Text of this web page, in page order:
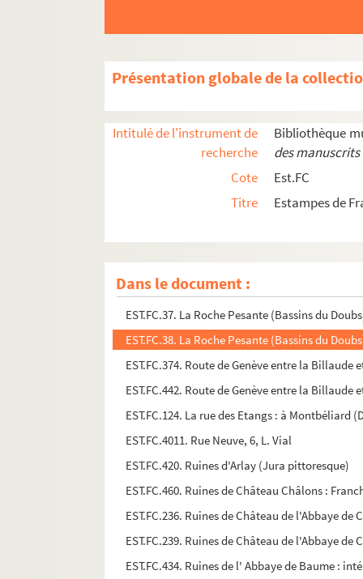
Présentation globale de la
Intitulé de l'instrument de
recherche
Bibliothèque
des
Cote
Est.FC
Titre
Estampes de
Dans le document :
EST.FC.M.4. Revue comique de la semaine par
EST.FC.M.5. Revue comique de la semaine par
EST.FC.M.6. Revue comique de la semaine par
EST.FC.M.7. Revue comique de la semaine par
EST.FC.M.8. Revue comique de la semaine par
EST.FC.M.64. Revue drolatique du dimanche
EST.FC.4042. Revue du Bataillon pour le
EST.FC.105. La Roche du moine
EST.FC.384. Roche percée dans la descente de
EST.FC.37. La Roche Pesante (Bassins du
EST.FC.38. La Roche Pesante (Bassins du
EST.FC.374. Route de Genève entre la Billaude
EST.FC.442. Route de Genève entre la Billaude
EST.FC.124. La rue des Etangs : à Montbéliard
EST.FC.4011. Rue Neuve, 6, L. Vial
EST.FC.420. Ruines d'Arlay (Jura pittoresque)
EST.FC.460. Ruines de Château Châlons :
EST.FC.236. Ruines de Château de l'Abbaye de
EST.FC.239. Ruines de Château de l'Abbaye de
EST.FC.434. Ruines de l' Abbaye de Baume :